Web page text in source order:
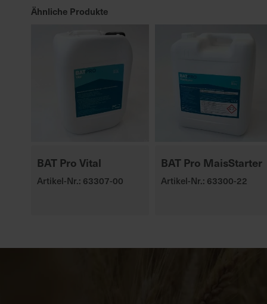
Ähnliche Produkte
BAT Pro Vital
Artikel-Nr.: 63307-00
BAT Pro MaisStarter
Artikel-Nr.: 63300-22